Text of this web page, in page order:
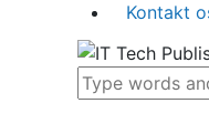
Kontakt